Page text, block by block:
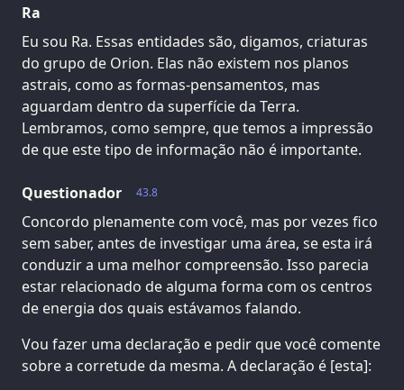
Ra
Eu sou Ra. Essas entidades são, digamos, criaturas
do grupo de Orion. Elas não existem nos planos
astrais, como as formas-pensamentos, mas
aguardam dentro da superfície da Terra.
Lembramos, como sempre, que temos a impressão
de que este tipo de informação não é importante.
43.8
Questionador
Concordo plenamente com você, mas por vezes fico
sem saber, antes de investigar uma área, se esta irá
conduzir a uma melhor compreensão. Isso parecia
estar relacionado de alguma forma com os centros
de energia dos quais estávamos falando.
Vou fazer uma declaração e pedir que você comente
sobre a corretude da mesma. A declaração é [esta]: